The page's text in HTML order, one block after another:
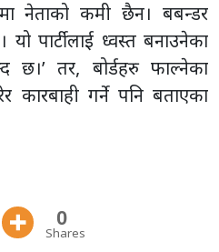
नेताको कमी छैन। बबन्डर
पार्टीलाई ध्वस्त बनाउनेका
छ।’ तर, बोर्डहरु फाल्नेका
कारबाही गर्ने पनि बताएका
0
Shares